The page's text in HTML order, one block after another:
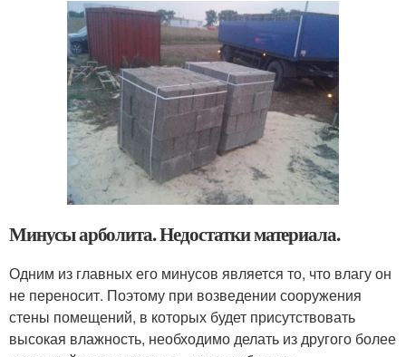
Минусы арболита. Недостатки материала.
Одним из главных его минусов является то, что влагу он
не переносит. Поэтому при возведении сооружения
стены помещений, в которых будет присутствовать
высокая влажность, необходимо делать из другого более